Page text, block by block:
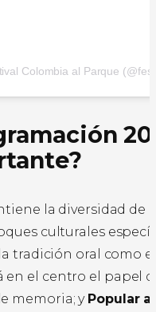
la diversidad de
culturales
tradición oral como
en el centro el papel
memoria; y Popular